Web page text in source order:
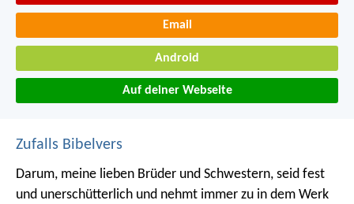
Email
Android
Auf deiner Webseite
Zufalls Bibelvers
Darum, meine lieben Brüder und Schwestern, seid fest
und unerschütterlich und nehmt immer zu in dem Werk